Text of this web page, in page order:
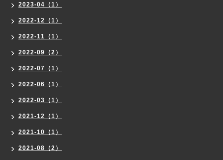
2023-04（1）
2022-12（1）
2022-11（1）
2022-09（2）
2022-07（1）
2022-06（1）
2022-03（1）
2021-12（1）
2021-10（1）
2021-08（2）